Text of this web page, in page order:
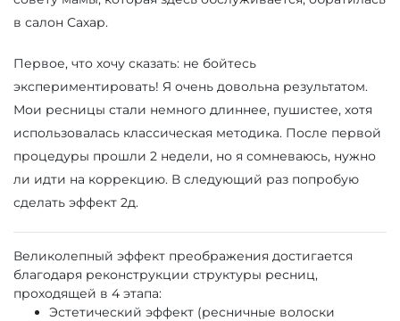
в салон Сахар.
Первое, что хочу сказать: не бойтесь
экспериментировать! Я очень довольна результатом.
Мои ресницы стали немного длиннее, пушистее, хотя
использовалась классическая методика. После первой
процедуры прошли 2 недели, но я сомневаюсь, нужно
ли идти на коррекцию. В следующий раз попробую
сделать эффект 2д.
Великолепный эффект преображения достигается
благодаря реконструкции структуры ресниц,
проходящей в 4 этапа:
Эстетический эффект (ресничные волоски